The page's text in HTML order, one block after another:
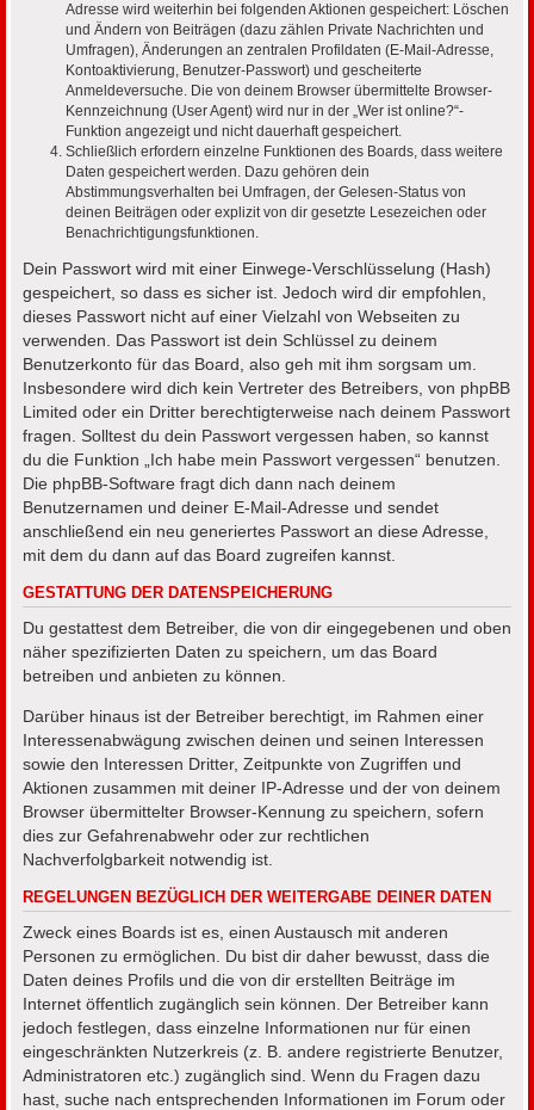
Adresse wird weiterhin bei folgenden Aktionen gespeichert: Löschen
und Ändern von Beiträgen (dazu zählen Private Nachrichten und
Umfragen), Änderungen an zentralen Profildaten (E-Mail-Adresse,
Kontoaktivierung, Benutzer-Passwort) und gescheiterte
Anmeldeversuche. Die von deinem Browser übermittelte Browser-
Kennzeichnung (User Agent) wird nur in der „Wer ist online?“-
Funktion angezeigt und nicht dauerhaft gespeichert.
Schließlich erfordern einzelne Funktionen des Boards, dass weitere
Daten gespeichert werden. Dazu gehören dein
Abstimmungsverhalten bei Umfragen, der Gelesen-Status von
deinen Beiträgen oder explizit von dir gesetzte Lesezeichen oder
Benachrichtigungsfunktionen.
Dein Passwort wird mit einer Einwege-Verschlüsselung (Hash)
gespeichert, so dass es sicher ist. Jedoch wird dir empfohlen,
dieses Passwort nicht auf einer Vielzahl von Webseiten zu
verwenden. Das Passwort ist dein Schlüssel zu deinem
Benutzerkonto für das Board, also geh mit ihm sorgsam um.
Insbesondere wird dich kein Vertreter des Betreibers, von phpBB
Limited oder ein Dritter berechtigterweise nach deinem Passwort
fragen. Solltest du dein Passwort vergessen haben, so kannst
du die Funktion „Ich habe mein Passwort vergessen“ benutzen.
Die phpBB-Software fragt dich dann nach deinem
Benutzernamen und deiner E-Mail-Adresse und sendet
anschließend ein neu generiertes Passwort an diese Adresse,
mit dem du dann auf das Board zugreifen kannst.
GESTATTUNG DER DATENSPEICHERUNG
Du gestattest dem Betreiber, die von dir eingegebenen und oben
näher spezifizierten Daten zu speichern, um das Board
betreiben und anbieten zu können.
Darüber hinaus ist der Betreiber berechtigt, im Rahmen einer
Interessenabwägung zwischen deinen und seinen Interessen
sowie den Interessen Dritter, Zeitpunkte von Zugriffen und
Aktionen zusammen mit deiner IP-Adresse und der von deinem
Browser übermittelter Browser-Kennung zu speichern, sofern
dies zur Gefahrenabwehr oder zur rechtlichen
Nachverfolgbarkeit notwendig ist.
REGELUNGEN BEZÜGLICH DER WEITERGABE DEINER DATEN
Zweck eines Boards ist es, einen Austausch mit anderen
Personen zu ermöglichen. Du bist dir daher bewusst, dass die
Daten deines Profils und die von dir erstellten Beiträge im
Internet öffentlich zugänglich sein können. Der Betreiber kann
jedoch festlegen, dass einzelne Informationen nur für einen
eingeschränkten Nutzerkreis (z. B. andere registrierte Benutzer,
Administratoren etc.) zugänglich sind. Wenn du Fragen dazu
hast, suche nach entsprechenden Informationen im Forum oder